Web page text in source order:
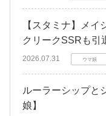
【スタミナ】メ
クリークSSRも引
2026.07.31 ウマ娘
ルーラーシップと
娘】